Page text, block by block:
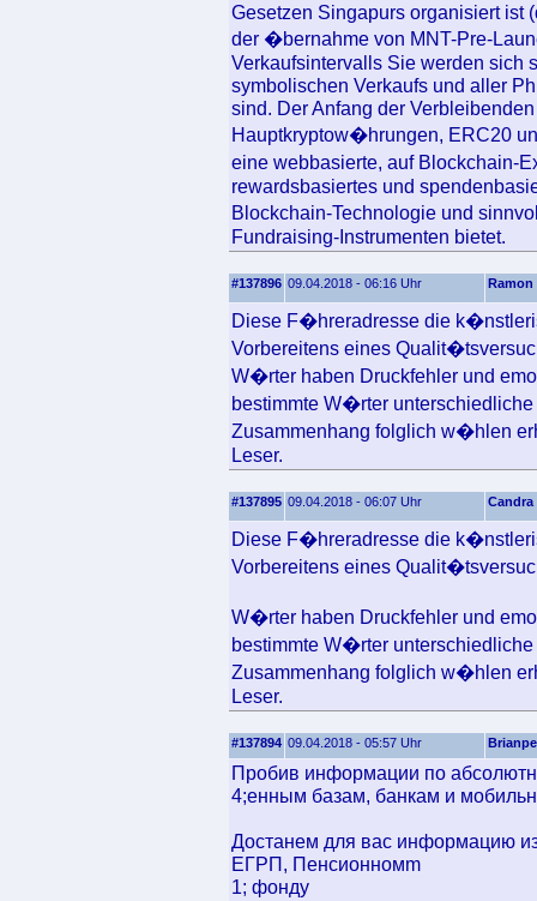
Gesetzen Singapurs organisiert ist
der �bernahme von MNT-Pre-
Verkaufsintervalls Sie werden sich
symbolischen Verkaufs und aller
sind. Der Anfang der
Hauptkryptow�hrungen, ERC20
eine webbasierte, auf Blockchain-
rewardsbasiertes und
Blockchain-Technologie und
Fundraising-Instrumenten bietet.
#137896 09.04.2018 - 06:16 Uhr Ramon
Diese F�hreradresse die
Vorbereitens eines
W�rter haben Druckfehler und
bestimmte W�rter
Zusammenhang folglich w�hlen
Leser.
#137895 09.04.2018 - 06:07 Uhr Candra
Diese F�hreradresse die
Vorbereitens eines
W�rter haben Druckfehler und
bestimmte W�rter
Zusammenhang folglich w�hlen
Leser.
#137894 09.04.2018 - 05:57 Uhr
Пробив информации по
4;енным базам, банкам и
Достанем для вас информацию
ЕГРП, Пенсионномm
1; фонду